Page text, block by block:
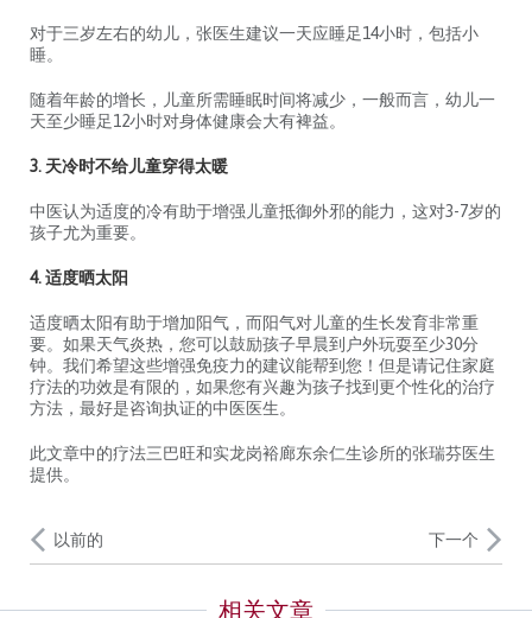
对于三岁左右的幼儿，张医生建议一天应睡足14小时，包括小
睡。
随着年龄的增长，儿童所需睡眠时间将减少，一般而言，幼儿一
天至少睡足12小时对身体健康会大有裨益。
3. 天冷时不给儿童穿得太暖
中医认为适度的冷有助于增强儿童抵御外邪的能力，这对3-7岁的
孩子尤为重要。
4. 适度晒太阳
适度晒太阳有助于增加阳气，而阳气对儿童的生长发育非常重
要。如果天气炎热，您可以鼓励孩子早晨到户外玩耍至少30分
钟。我们希望这些增强免疫力的建议能帮到您！但是请记住家庭
疗法的功效是有限的，如果您有兴趣为孩子找到更个性化的治疗
方法，最好是咨询执证的中医医生。
此文章中的疗法三巴旺和实龙岗裕廊东余仁生诊所的张瑞芬医生
提供。
以前的 下一个